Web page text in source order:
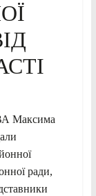
Максима
ради,